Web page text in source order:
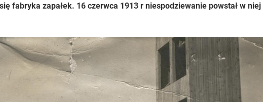
fabryka zapałek. 16 czerwca 1913 r niespodziewanie powstał w niej